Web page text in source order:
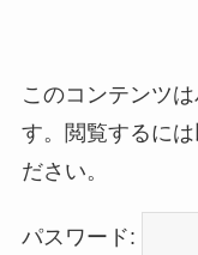
このコンテンツ
す。閲覧するに
ださい。
パスワード: